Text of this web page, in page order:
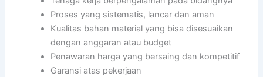
Proses yang sistematis, lancar dan aman
Kualitas bahan material yang bisa disesuaikan
dengan anggaran atau budget
Penawaran harga yang bersaing dan kompetitif
Garansi atas pekerjaan